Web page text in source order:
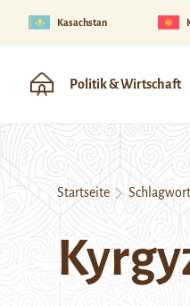
Kasachstan
Politik & Wirtschaft
Startseite